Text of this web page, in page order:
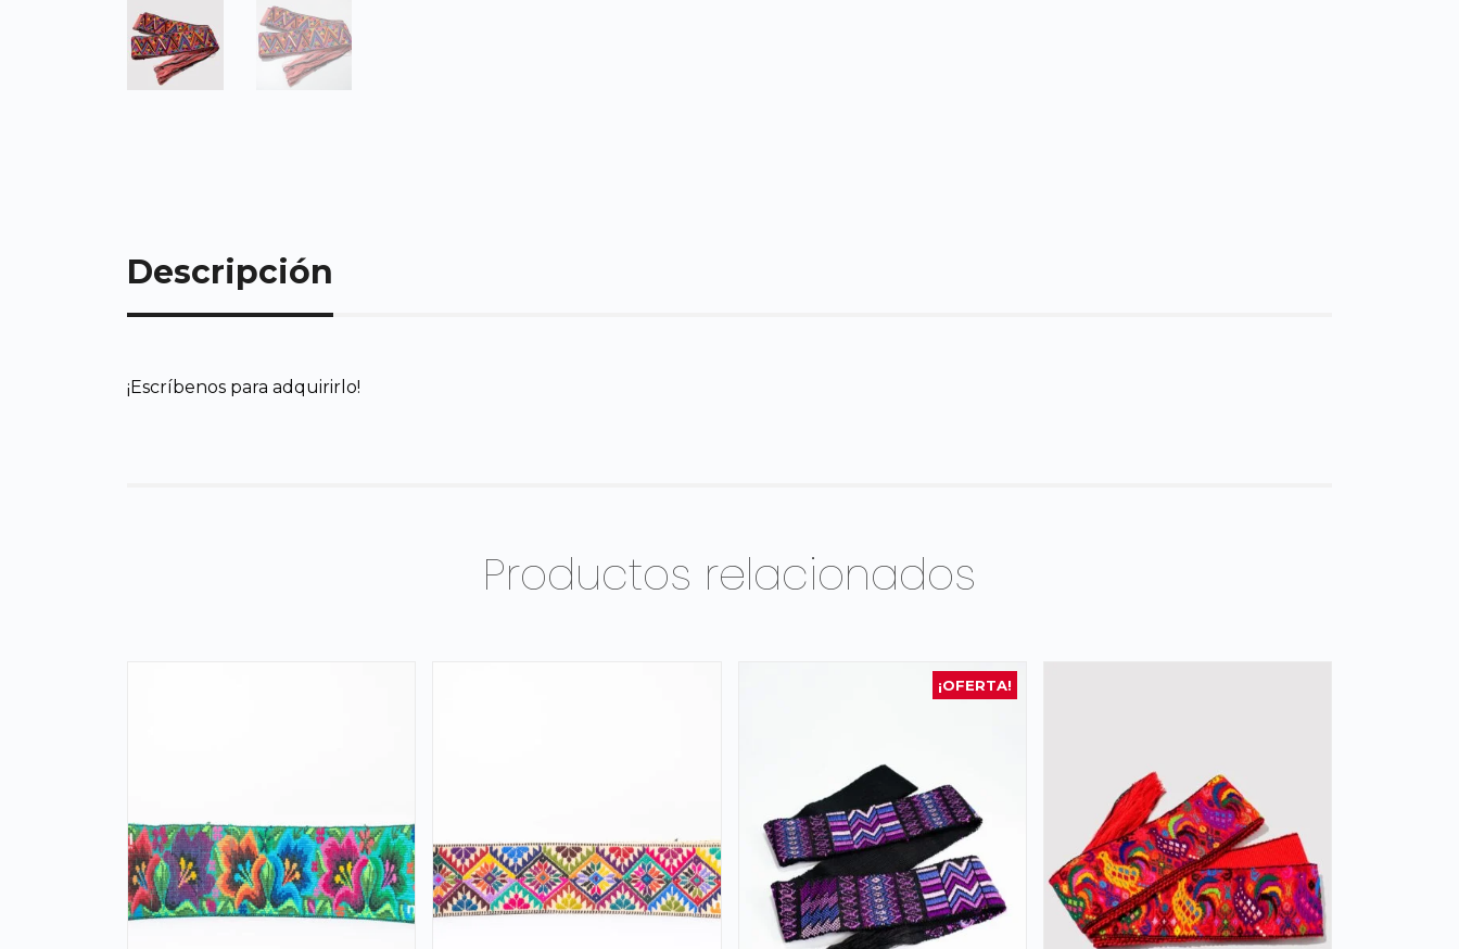
Descripción
¡Escríbenos para adquirirlo!
Productos relacionados
¡OFERTA!